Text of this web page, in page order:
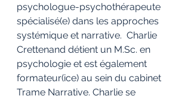
psychologue-psychothérapeute
spécialisé(e) dans les approches
systémique et narrative.  Charlie
Crettenand détient un M.Sc. en
psychologie et est également
formateur(ice) au sein du cabinet
Trame Narrative. Charlie se